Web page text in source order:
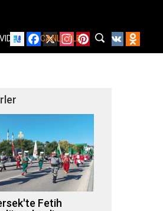
Facebook
X Instagram
PinterestYouTube
VK
VIDEO CANLI İZLE
Fetih